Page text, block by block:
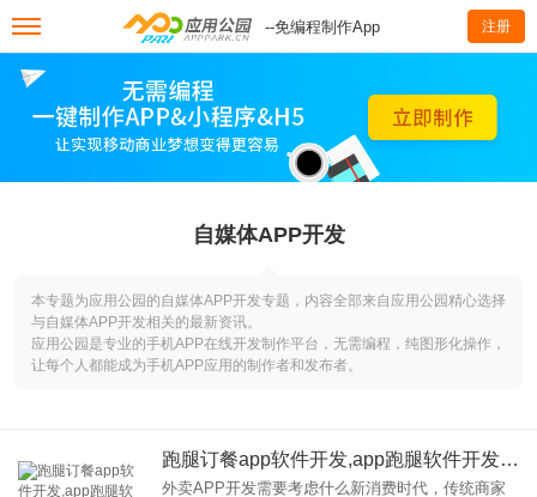
--免编程制作App 注册
自媒体APP开发
本专题为应用公园的自媒体APP开发专题，内容全部来自应用公园精心选择
与自媒体APP开发相关的最新资讯。
应用公园是专业的手机APP在线开发制作平台，无需编程，纯图形化操作，
让每个人都能成为手机APP应用的制作者和发布者。
跑腿订餐app软件开发,app跑腿软件开发公司
外卖APP开发需要考虑什么新消费时代，传统商家